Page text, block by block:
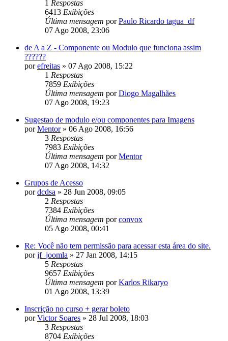
1 Respostas
6413 Exibições
Última mensagem porPaulo Ricardo tagua_df
07 Ago 2008, 23:06
de A a Z - Componente ou Modulo que funciona assim
??????
porefreitas » 07 Ago 2008, 15:22
1 Respostas
7859 Exibições
Última mensagem porDiogo Magalhães
07 Ago 2008, 19:23
Sugestao de modulo e/ou componentes para Imagens
porMentor» 06 Ago 2008, 16:56
3 Respostas
7983 Exibições
Última mensagem porMentor
07 Ago 2008, 14:32
Grupos de Acesso
pordcdsa » 28 Jun 2008, 09:05
2 Respostas
7384 Exibições
Última mensagem porconvox
05 Ago 2008, 00:41
Re: Você não tem permissão para acessar esta área do site.
porjf_joomla » 27 Jan 2008, 14:15
5 Respostas
9657 Exibições
Última mensagem porKarlos Rikaryo
01 Ago 2008, 13:39
Inscrição no curso + gerar boleto
porVictor Soares » 28 Jul 2008, 18:03
3 Respostas
8704 Exibições